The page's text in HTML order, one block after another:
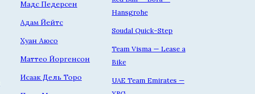
Мадс Педерсен
Адам Йейтс
Хуан Аюсо
Маттео Йоргенсон
Исаак Дель Торо
Hansgrohe
Soudal Quick-Step
Team Visma — Lease a
Bike
UAE Team Emirates —